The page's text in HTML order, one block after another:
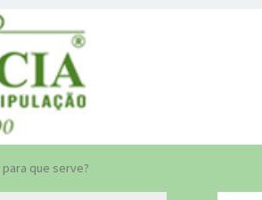
que serve?